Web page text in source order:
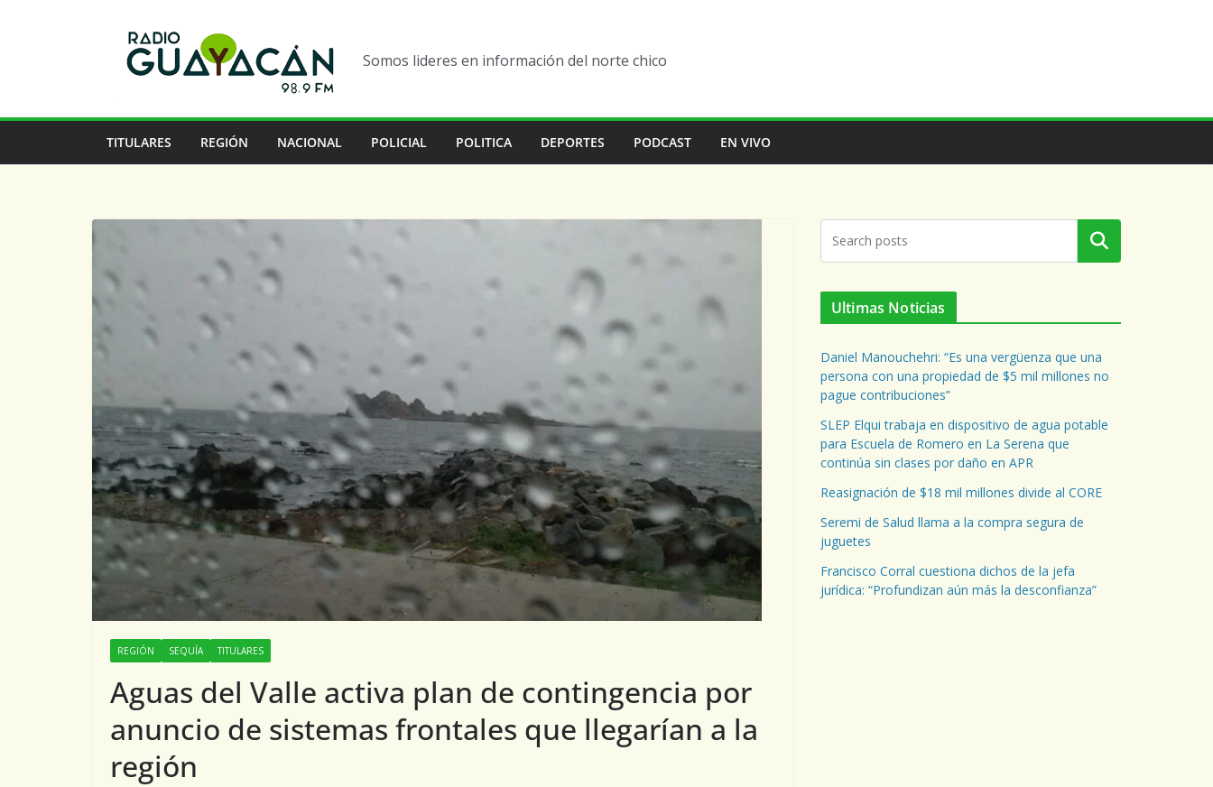
Somos lideres en información del norte chico
TITULARES REGIÓN NACIONAL POLICIAL POLITICA DEPORTES PODCAST EN VIVO
REGIÓN SEQUÍA TITULARES
Aguas del Valle activa plan de contingencia por
anuncio de sistemas frontales que llegarían a la
región
Buscar
Ultimas Noticias
Daniel Manouchehri: “Es una vergüenza que una
persona con una propiedad de $5 mil millones no
pague contribuciones”
SLEP Elqui trabaja en dispositivo de agua potable
para Escuela de Romero en La Serena que
continúa sin clases por daño en APR
Reasignación de $18 mil millones divide al CORE
Seremi de Salud llama a la compra segura de
juguetes
Francisco Corral cuestiona dichos de la jefa
jurídica: “Profundizan aún más la desconfianza”